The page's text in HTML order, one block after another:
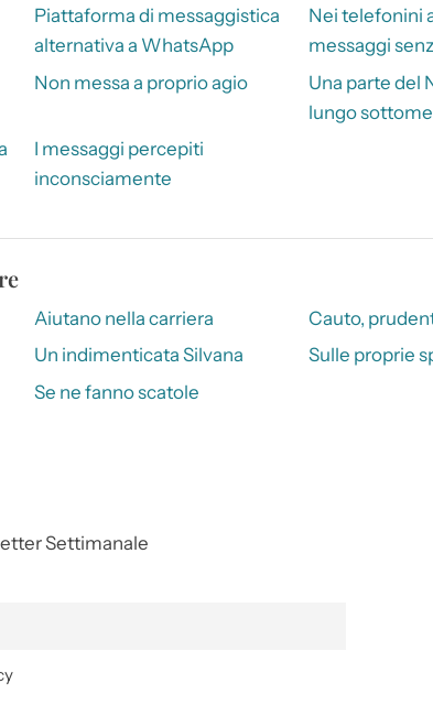
Piattaforma di messaggistica
alternativa a WhatsApp
Nei telefonini
messaggi
Non messa a proprio agio
Una parte del
lungo
I messaggi percepiti
inconsciamente
Aiutano nella carriera
Cauto,
Un indimenticata Silvana
Sulle proprie
Se ne fanno scatole
Settimanale